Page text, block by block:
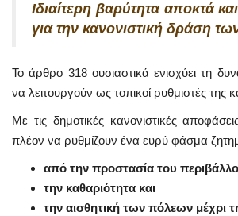
Ιδιαίτερη βαρύτητα αποκτά
για την κανονιστική δράση
Το άρθρο 318 ουσιαστικά ενισχύει τη
να λειτουργούν ως τοπικοί ρυθμιστές της
Με τις δημοτικές κανονιστικές
πλέον να ρυθμίζουν ένα ευρύ φάσμα
από την προστασία του
την καθαριότητα και
την αισθητική των πόλεων μέχρι